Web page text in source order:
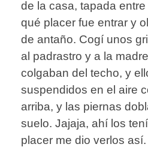
de la casa, tapada
qué placer fue entrar y
de antaño. Cogí unos
al padrastro y a la
colgaban del techo, y
suspendidos en el aire
arriba, y las piernas
suelo. Jajaja, ahí los
placer me dio verlos